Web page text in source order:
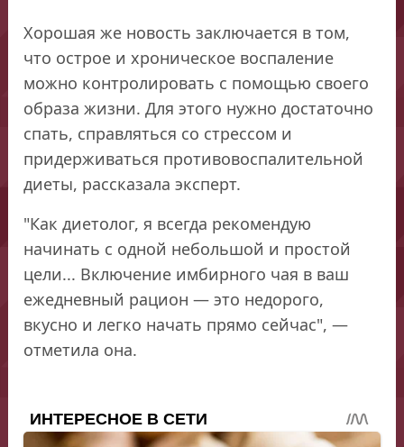
Хорошая же новость заключается в том,
что острое и хроническое воспаление
можно контролировать с помощью своего
образа жизни. Для этого нужно достаточно
спать, справляться со стрессом и
придерживаться противовоспалительной
диеты, рассказала эксперт.
"Как диетолог, я всегда рекомендую
начинать с одной небольшой и простой
цели... Включение имбирного чая в ваш
ежедневный рацион — это недорого,
вкусно и легко начать прямо сейчас", —
отметила она.